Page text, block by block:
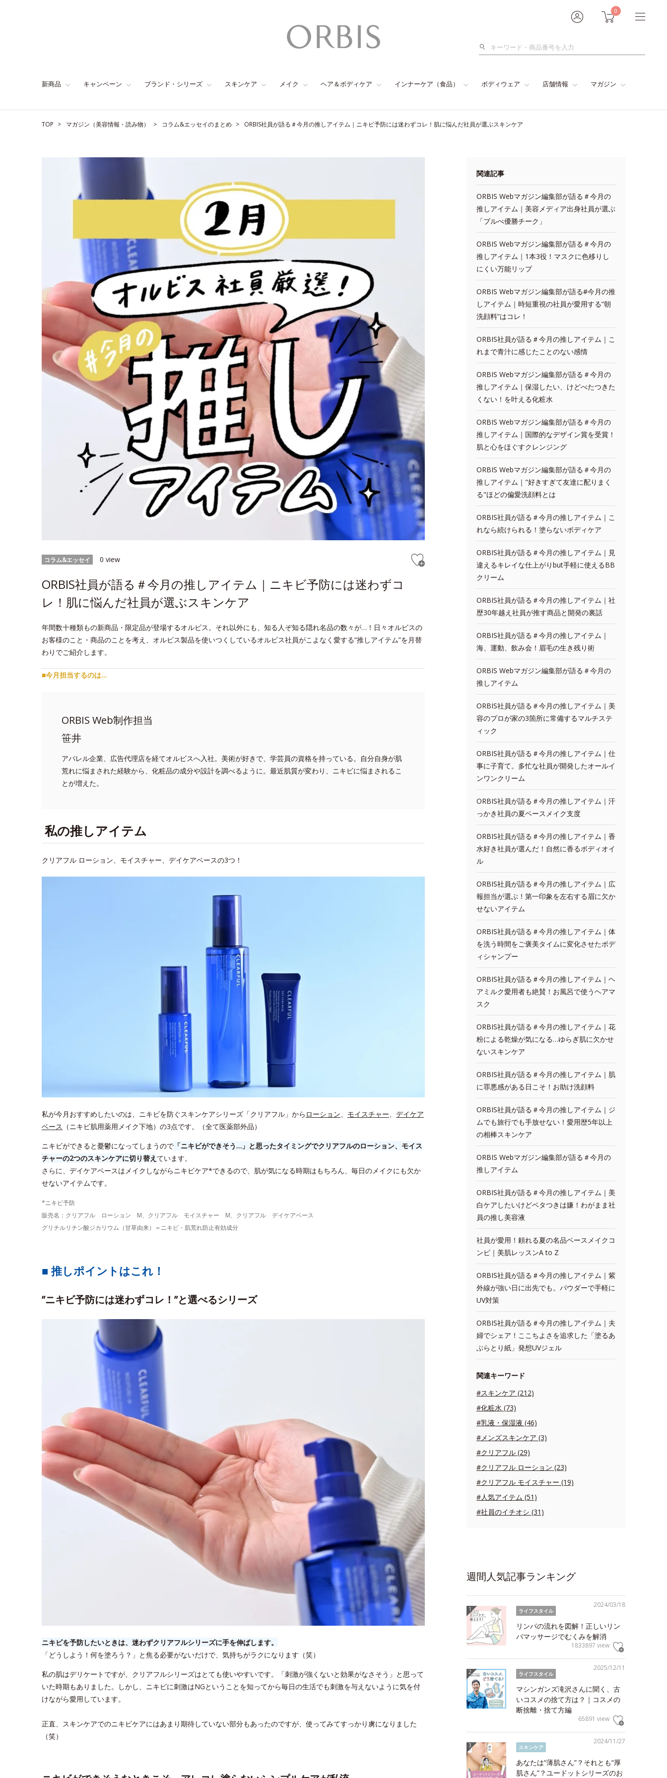
0
検
新商品 キャンペーン ブランド・シリーズ スキンケア メイク ヘア＆ボディケア インナーケア（食品） ボディウェア 店舗情報 マガジン
TOP マガジン（美容情報・読み物） コラム&エッセイのまとめ ORBIS社員が語る＃今月の推しアイテム｜ニキビ予防には迷わずコレ！肌に悩んだ社員が選ぶスキンケア
コラム&エッセイ 0 view
ORBIS社員が語る＃今月の推しアイテム｜ニキビ予防には迷わずコ
レ！肌に悩んだ社員が選ぶスキンケア
年間数十種類もの新商品・限定品が登場するオルビス。それ以外にも、知る人ぞ知る隠れ名品の数々が…！日々オルビスの
お客様のこと・商品のことを考え、オルビス製品を使いつくしているオルビス社員がこよなく愛する“推しアイテム”を月替
わりでご紹介します。
■今月担当するのは…
ORBIS Web制作担当
笹井
アパレル企業、広告代理店を経てオルビスへ入社。美術が好きで、学芸員の資格を持っている。自分自身が肌
荒れに悩まされた経験から、化粧品の成分や設計を調べるように。最近肌質が変わり、ニキビに悩まされるこ
とが増えた。
私の推しアイテム
クリアフル ローション、モイスチャー、デイケアベースの3つ！
私が今月おすすめしたいのは、ニキビを防ぐスキンケアシリーズ「クリアフル」から ローション、 モイスチャー、 デイケア
ベース （ニキビ肌用薬用メイク下地）の3点です。（全て医薬部外品）
ニキビができると憂鬱になってしまうので 「ニキビができそう…」と思ったタイミングでクリアフルのローション、モイス
チャーの2つのスキンケアに切り替え ています。
さらに、デイケアベースはメイクしながらニキビケア*できるので、肌が気になる時期はもちろん、毎日のメイクにも欠か
せないアイテムです。
*ニキビ予防
販売名：クリアフル ローション M、クリアフル モイスチャー M、クリアフル デイケアベース
グリチルリチン酸ジカリウム（甘草由来）＝ニキビ・肌荒れ防止有効成分
■ 推しポイントはこれ！
”ニキビ予防には迷わずコレ！”と選べるシリーズ
ニキビを予防したいときは、迷わずクリアフルシリーズに手を伸ばします。
「どうしよう！何を塗ろう？」と焦る必要がないだけで、気持ちがラクになります（笑）
私の肌はデリケートですが、クリアフルシリーズはとても使いやすいです。「刺激が強くないと効果がなさそう」と思って
いた時期もありました。しかし、ニキビに刺激はNGということを知ってから毎日の生活でも刺激を与えないように気を付
けながら愛用しています。
正直、スキンケアでのニキビケアにはあまり期待していない部分もあったのですが、使ってみてすっかり虜になりました
（笑）
関連記事
ORBIS Webマガジン編集部が語る＃今月の
推しアイテム｜美容メディア出身社員が選ぶ
「ブルべ優勝チーク」
ORBIS Webマガジン編集部が語る＃今月の
推しアイテム｜1本3役！マスクに色移りし
にくい万能リップ
ORBIS Webマガジン編集部が語る#今月の推
しアイテム｜時短重視の社員が愛用する“朝
洗顔料”はコレ！
ORBIS社員が語る＃今月の推しアイテム｜こ
れまで青汁に感じたことのない感情
ORBIS Webマガジン編集部が語る＃今月の
推しアイテム｜保湿したい、けどべたつきた
くない！を叶える化粧水
ORBIS Webマガジン編集部が語る＃今月の
推しアイテム｜国際的なデザイン賞を受賞！
肌と心をほぐすクレンジング
ORBIS Webマガジン編集部が語る＃今月の
推しアイテム｜"好きすぎて友達に配りまく
る"ほどの偏愛洗顔料とは
ORBIS社員が語る＃今月の推しアイテム｜こ
れなら続けられる！塗らないボディケア
ORBIS社員が語る＃今月の推しアイテム｜見
違えるキレイな仕上がりbut手軽に使えるBB
クリーム
ORBIS社員が語る＃今月の推しアイテム｜社
歴30年越え社員が推す商品と開発の裏話
ORBIS社員が語る＃今月の推しアイテム｜
海、運動、飲み会！眉毛の生き残り術
ORBIS Webマガジン編集部が語る＃今月の
推しアイテム
ORBIS社員が語る＃今月の推しアイテム｜美
容のプロが家の3箇所に常備するマルチステ
ィック
ORBIS社員が語る＃今月の推しアイテム｜仕
事に子育て。多忙な社員が開発したオールイ
ンワンクリーム
ORBIS社員が語る＃今月の推しアイテム｜汗
っかき社員の夏ベースメイク支度
ORBIS社員が語る＃今月の推しアイテム｜香
水好き社員が選んだ！自然に香るボディオイ
ル
ORBIS社員が語る＃今月の推しアイテム｜広
報担当が選ぶ！第一印象を左右する眉に欠か
せないアイテム
ORBIS社員が語る＃今月の推しアイテム｜体
を洗う時間をご褒美タイムに変化させたボデ
ィシャンプー
ORBIS社員が語る＃今月の推しアイテム｜ヘ
アミルク愛用者も絶賛！お風呂で使うヘアマ
スク
ORBIS社員が語る＃今月の推しアイテム｜花
粉による乾燥が気になる…ゆらぎ肌に欠かせ
ないスキンケア
ORBIS社員が語る＃今月の推しアイテム｜肌
に罪悪感がある日こそ！お助け洗顔料
ORBIS社員が語る＃今月の推しアイテム｜ジ
ムでも旅行でも手放せない！愛用歴5年以上
の相棒スキンケア
ORBIS Webマガジン編集部が語る＃今月の
推しアイテム
ORBIS社員が語る＃今月の推しアイテム｜美
白ケアしたいけどベタつきは嫌！わがまま社
員の推し美容液
社員が愛用！頼れる夏の名品ベースメイクコ
ンビ｜美肌レッスンA to Z
ORBIS社員が語る＃今月の推しアイテム｜紫
外線が強い日に出先でも。パウダーで手軽に
UV対策
ORBIS社員が語る＃今月の推しアイテム｜夫
婦でシェア！ここちよさを追求した「塗るあ
ぶらとり紙」発想UVジェル
関連キーワード
#スキンケア (212)
#化粧水 (73)
#乳液・保湿液 (46)
#メンズスキンケア (3)
#クリアフル (29)
#クリアフル ローション (23)
#クリアフル モイスチャー (19)
#人気アイテム (51)
#社員のイチオシ (31)
週間人気記事ランキング
2024/03/18
ライフスタイル
リンパの流れを図解！正しいリン
パマッサージでむくみを解消
1833897 view
2025/12/11
ライフスタイル
マシンガンズ滝沢さんに聞く、古
いコスメの捨て方は？｜コスメの
断捨離・捨て方編
65891 view
2024/11/27
スキンケア
あなたは“薄肌さん”？それとも“厚
肌さん”？ユードットシリーズのお